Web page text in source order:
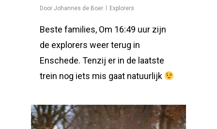
Door Johannes de Boer Explorers
Beste families, Om 16:49 uur zijn
de explorers weer terug in
Enschede. Tenzij er in de laatste
trein nog iets mis gaat natuurlijk